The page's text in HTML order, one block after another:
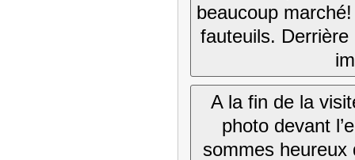
beaucoup
fauteuils.
A la fin de la
photo devant
sommes heureux